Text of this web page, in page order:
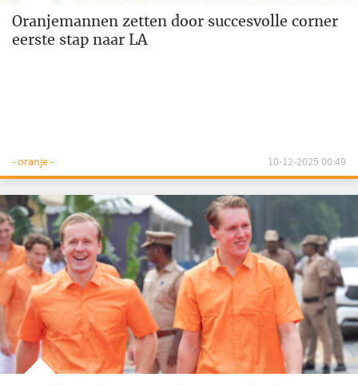
Oranjemannen zetten door succesvolle corner
eerste stap naar LA
- oranje - 10-12-2025 00:49